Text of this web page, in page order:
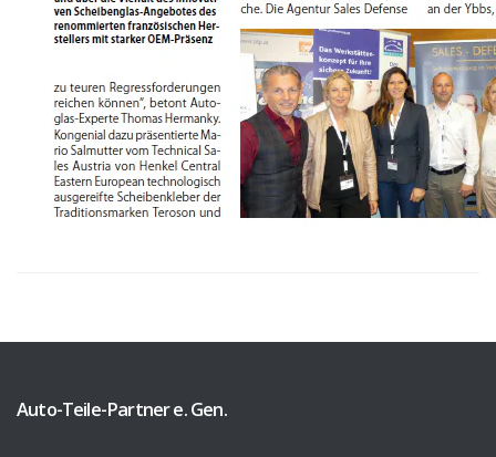
Auto-Teile-Partner e. Gen.